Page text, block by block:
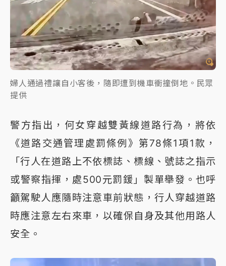
婦人通過禮讓自小客後，隨即遭到機車衝撞倒地。民眾
提供
警方指出，何女穿越雙黃線道路行為，將依
《道路交通管理處罰條例》第78條1項1款，
「行人在道路上不依標誌、標線、號誌之指示
或警察指揮，處500元罰鍰」製單舉發。也呼
籲駕駛人應隨時注意車前狀態，行人穿越道路
時應注意左右來車，以確保自身及其他用路人
安全。